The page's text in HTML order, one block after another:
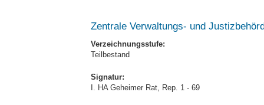
Zentrale Verwaltungs- und
Verzeichnungsstufe:
Teilbestand
Signatur:
I. HA Geheimer Rat, Rep. 1 - 69